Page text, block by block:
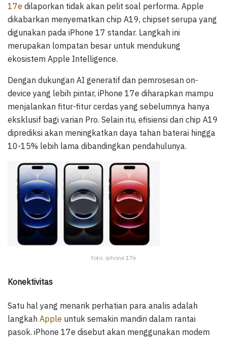
17e dilaporkan tidak akan pelit soal performa. Apple
dikabarkan menyematkan chip A19, chipset serupa yang
digunakan pada iPhone 17 standar. Langkah ini
merupakan lompatan besar untuk mendukung
ekosistem Apple Intelligence.
Dengan dukungan AI generatif dan pemrosesan on-
device yang lebih pintar, iPhone 17e diharapkan mampu
menjalankan fitur-fitur cerdas yang sebelumnya hanya
eksklusif bagi varian Pro. Selain itu, efisiensi dari chip A19
diprediksi akan meningkatkan daya tahan baterai hingga
10-15% lebih lama dibandingkan pendahulunya.
foto: iphone 17e
Konektivitas
Satu hal yang menarik perhatian para analis adalah
langkah Apple untuk semakin mandiri dalam rantai
pasok. iPhone 17e disebut akan menggunakan modem